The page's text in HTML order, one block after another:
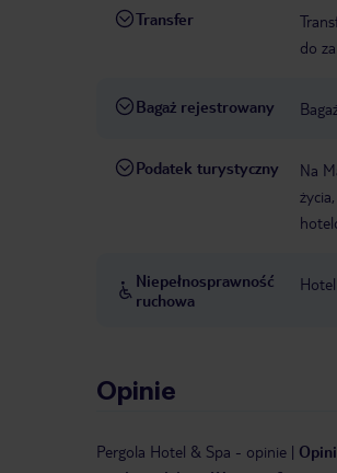
Transfer
do
Bagaż rejestrowany
Podatek turystyczny
Na
Niepełnosprawność
ruchowa
Opinie
Pergola Hotel & Spa - opinie |